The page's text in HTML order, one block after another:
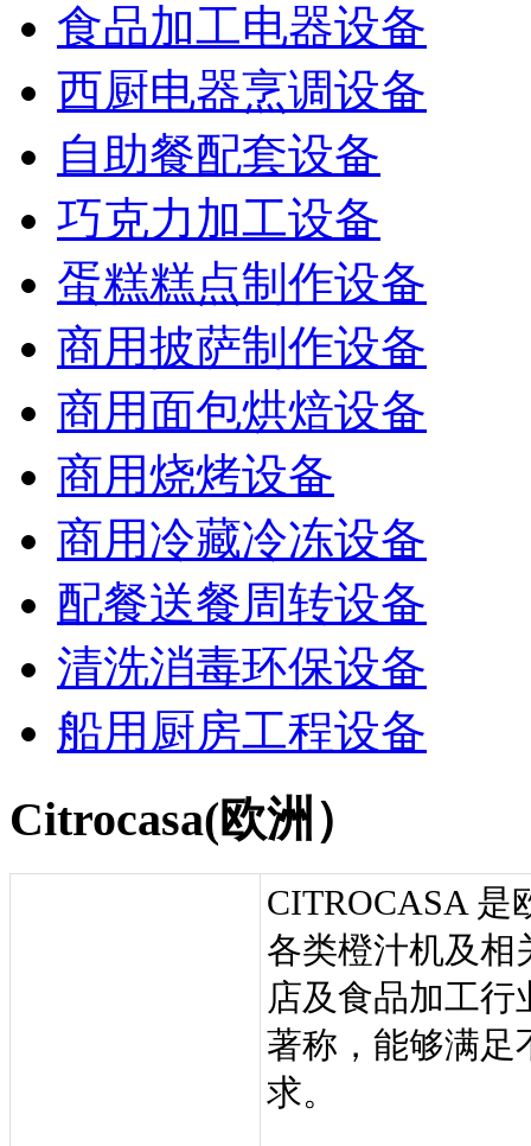
食品加工电器设备
西厨电器烹调设备
自助餐配套设备
巧克力加工设备
蛋糕糕点制作设备
商用披萨制作设备
商用面包烘焙设备
商用烧烤设备
商用冷藏冷冻设备
配餐送餐周转设备
清洗消毒环保设备
船用厨房工程设备
Citrocasa(欧洲）
CITROCASA 是
各类橙汁机及相
店及食品加工行
著称，能够满足
求。